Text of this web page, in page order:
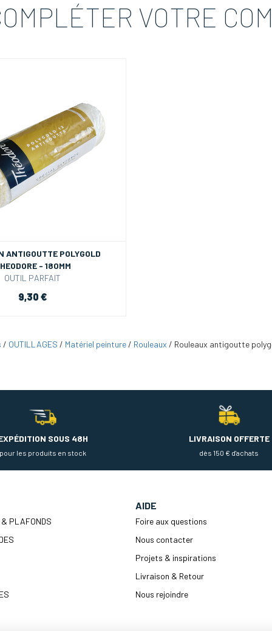
VOTRE
ANTIGOUTTE POLYGOLD
- 180MM
OUTIL PARFAIT
9,30 €
/ OUTILLAGES / Matériel peinture / Rouleaux / Rouleaux antigoutte
SOUS 48H
pour les produits en stock
LIVRAISON OFFERTE
dès 150 € d'achats
& PLAFONDS
AIDE
Foire aux questions
Nous contacter
Projets & inspirations
Livraison & Retour
Nous rejoindre